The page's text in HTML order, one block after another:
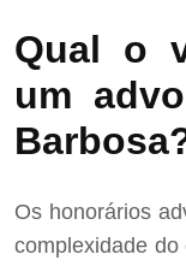
Qual o
um
Os honorários
complexidade